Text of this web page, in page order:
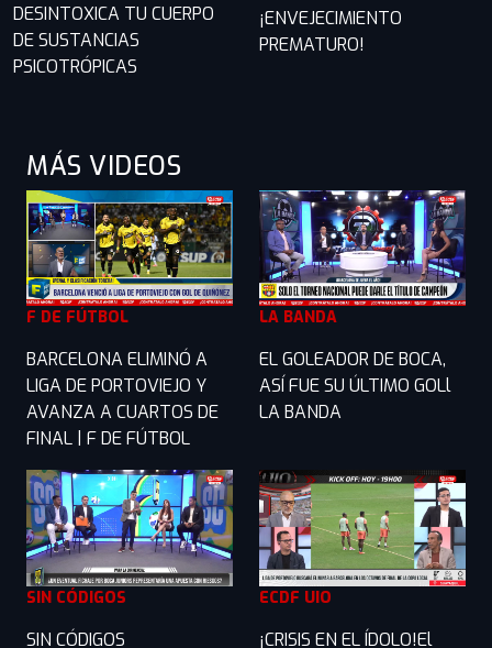
DESINTOXICA TU CUERPO
DE SUSTANCIAS
PSICOTRÓPICAS
¡ENVEJECIMIENTO
PREMATURO!
MÁS VIDEOS
F DE FÚTBOL
BARCELONA ELIMINÓ A
LIGA DE PORTOVIEJO Y
AVANZA A CUARTOS DE
FINAL | F DE FÚTBOL
LA BANDA
EL GOLEADOR DE BOCA,
ASÍ FUE SU ÚLTIMO GOLl
LA BANDA
SIN CÓDIGOS
SIN CÓDIGOS
ECDF UIO
¡CRISIS EN EL ÍDOLO!El